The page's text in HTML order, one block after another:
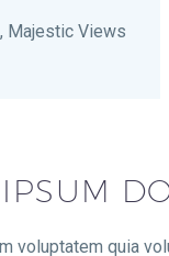
Majestic Views
voluptatem quia